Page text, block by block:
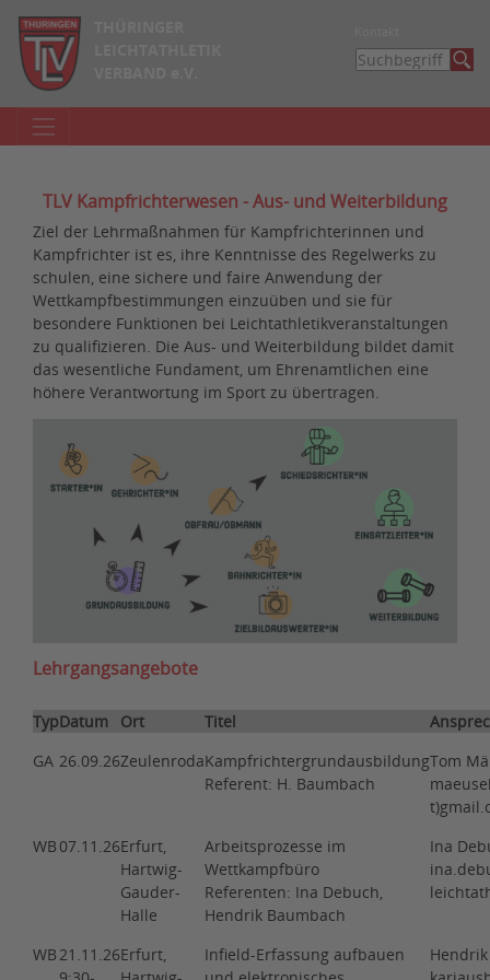
TLV Kampfrichterwesen - Aus- und Weiterbildung
Ziel der Lehrmaßnahmen für Kampfrichterinnen und
Kampfrichter ist es, ihre Kenntnisse des Regelwerks zu
schulen, eine sichere und faire Anwendung der
Wettkampfbestimmungen einzuüben und sie für
besondere Funktionen bei Leichtathletikveranstaltungen
zu qualifizieren. Die Aus- und Weiterbildung bildet damit
das wesentliche Fundament, um Ehrenamtlichen eine
höhere Verantwortung im Sport zu übertragen.
Lehrgangsangebote
TypDatum Ort Titel
GA 26.09.26ZeulenrodaKampfrichtergrundausbildung
Referent: H. Baumbach
Tom
WB 07.11.26Erfurt,
Hartwig-
Gauder-
Halle
Arbeitsprozesse im
Wettkampfbüro
Referenten: Ina Debuch,
Hendrik Baumbach
Ina
WB21.11.26Erfurt,
Infield-Erfassung aufbauen